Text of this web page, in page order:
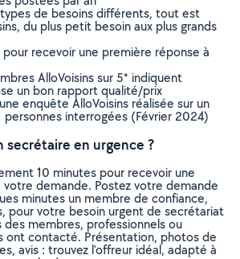
de besoins différents, tout est
du plus petit besoin aux plus grands
pour recevoir une première réponse à
AlloVoisins sur 5* indiquent
un bon rapport qualité/prix
enquête AlloVoisins réalisée sur un
personnes interrogées (Février 2024)
secrétaire en urgence ?
10 minutes pour recevoir une
demande. Postez votre demande
minutes un membre de confiance,
pour votre besoin urgent de secrétariat
des membres, professionnels ou
ont contacté. Présentation, photos de
avis : trouvez l'offreur idéal, adapté à